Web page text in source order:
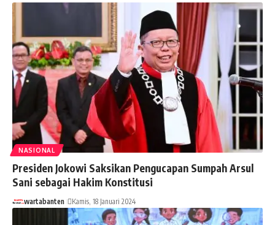
NASIONAL
Presiden Jokowi Saksikan Pengucapan Sumpah Arsul
Sani sebagai Hakim Konstitusi
wartabanten Kamis, 18 Januari 2024